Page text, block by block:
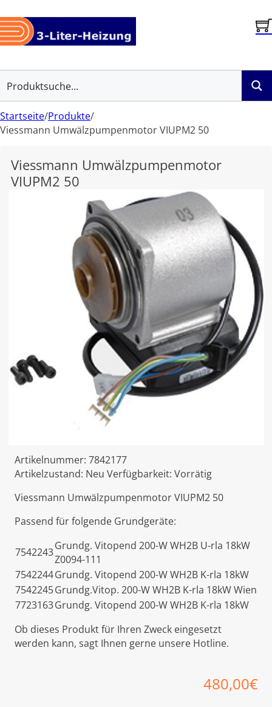
Startseite/Produkte/
Viessmann Umwälzpumpenmotor VIUPM2 50
Viessmann Umwälzpumpenmotor
VIUPM2 50
Artikelnummer: 7842177
Artikelzustand: Neu Verfügbarkeit: Vorrätig
Viessmann Umwälzpumpenmotor VIUPM2 50
Passend für folgende Grundgeräte:
7542243Grundg. Vitopend 200-W WH2B U-rla 18kW
Z0094-111
7542244Grundg. Vitopend 200-W WH2B K-rla 18kW
7542245Grundg.Vitop. 200-W WH2B K-rla 18kW Wien
7723163Grundg. Vitopend 200-W WH2B K-rla 18kW
Ob dieses Produkt für Ihren Zweck eingesetzt
werden kann, sagt Ihnen gerne unsere Hotline.
480,00€